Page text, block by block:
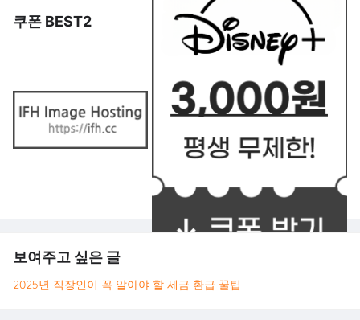
쿠폰 BEST2
보여주고 싶은 글
2025년 직장인이 꼭 알아야 할 세금 환급 꿀팁